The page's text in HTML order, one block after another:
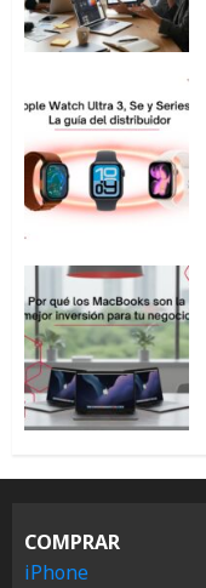
COMPRAR
iPhone